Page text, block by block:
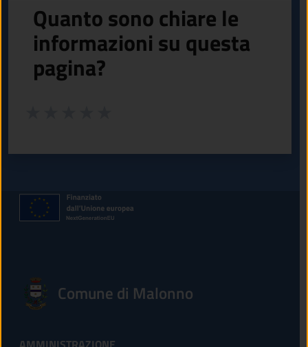
Quanto sono chiare le
informazioni su questa
pagina?
Comune di Malonno